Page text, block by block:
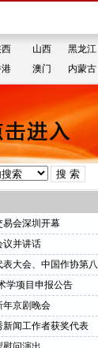
西 山西
黑龙江
澳门 内蒙古
易会深圳开幕
议并讲话
大会、中国作协第八
学项目申报公告
年京剧晚会
闻工作者获奖代表